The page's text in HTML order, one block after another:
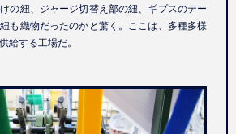
の紐、ジャージ切替え部の紐、ギプスのテー
も織物だったのかと驚く。ここは、多種多様
給する工場だ。